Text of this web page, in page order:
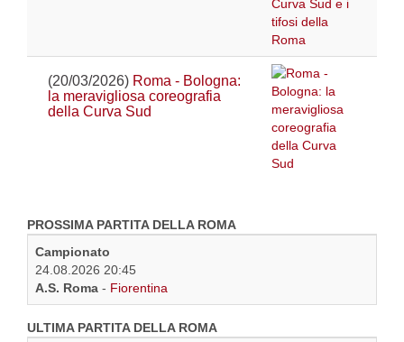
(20/03/2026) Roma - Bologna:
la meravigliosa coreografia
della Curva Sud
PROSSIMA PARTITA DELLA ROMA
Campionato
24.08.2026 20:45
A.S. Roma - Fiorentina
ULTIMA PARTITA DELLA ROMA